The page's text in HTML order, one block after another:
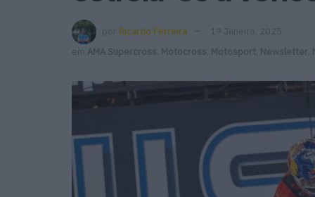
por Ricardo Ferreira
19 Janeiro, 2025
em
AMA Supercross Motocross Motosport Newsletter